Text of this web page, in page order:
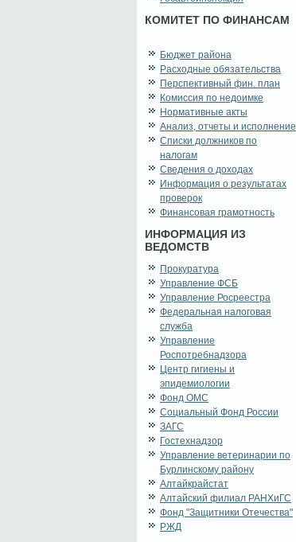
КОМИТЕТ ПО ФИНАНСАМ
Бюджет района
Расходные обязательства
Перспективный фин. план
Комиссия по недоимке
Нормативные акты
Анализ, отчеты и исполнение
Списки должников по
налогам
Сведения о доходах
Информация о результатах
проверок
Финансовая грамотность
ИНФОРМАЦИЯ ИЗ
ВЕДОМСТВ
Прокуратура
Управление ФСБ
Управление Росреестра
Федеральная налоговая
служба
Управление
Роспотребнадзора
Центр гигиены и
эпидемиологии
Фонд ОМС
Социальный Фонд России
ЗАГС
Гостехнадзор
Управление ветеринарии по
Бурлинскому району
Алтайкрайстат
Алтайский филиал РАНХиГС
Фонд "Защитники Отечества"
РЖД